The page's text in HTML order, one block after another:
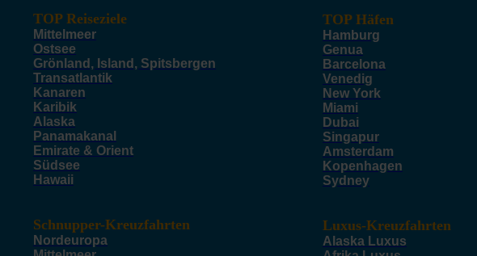
TOP Reiseziele
Mittelmeer
Ostsee
Grönland, Island, Spitsbergen
Transatlantik
Kanaren
Karibik
Alaska
Panamakanal
Emirate & Orient
Südsee
Hawaii
Schnupper-Kreuzfahrten
Nordeuropa
TOP Häfen
Hamburg
Genua
Barcelona
Venedig
New York
Miami
Dubai
Singapur
Amsterdam
Kopenhagen
Sydney
Luxus-Kreuzfahrten
Alaska Luxus